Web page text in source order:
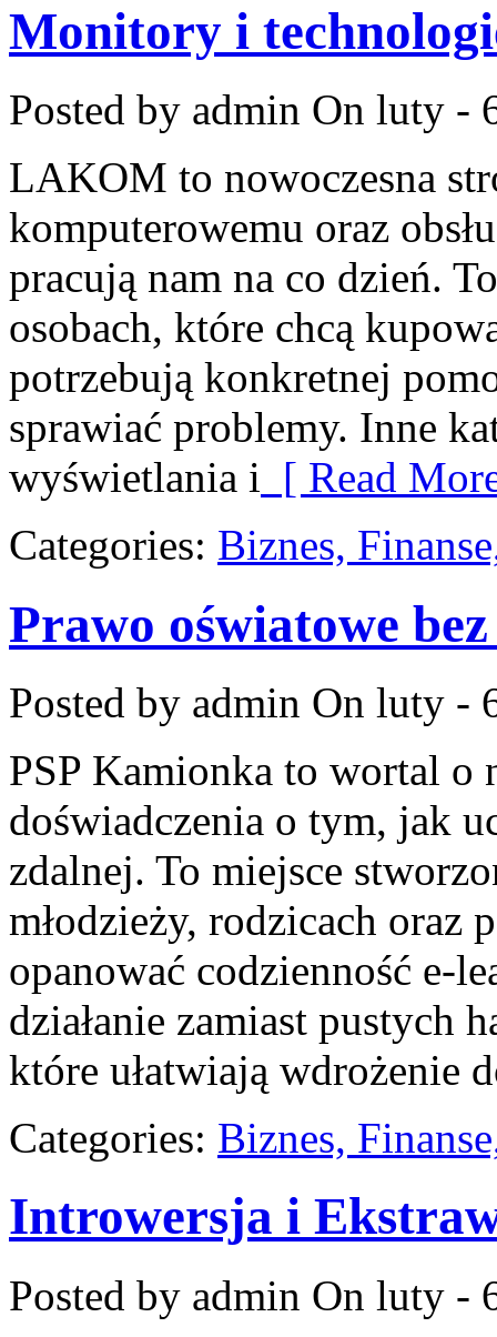
Monitory i
Posted by admin On luty -
LAKOM to nowoczesna
komputerowemu oraz
pracują nam na co dzień.
osobach, które chcą
potrzebują konkretnej
sprawiać problemy. Inne
wyświetlania i [ Read
Categories: Biznes,
Prawo oświatowe
Posted by admin On luty -
PSP Kamionka to wortal o
doświadczenia o tym, jak
zdalnej. To miejsce
młodzieży, rodzicach oraz
opanować codzienność e-
działanie zamiast pustych
które ułatwiają wdrożenie
Categories: Biznes,
Introwersja i
Posted by admin On luty -